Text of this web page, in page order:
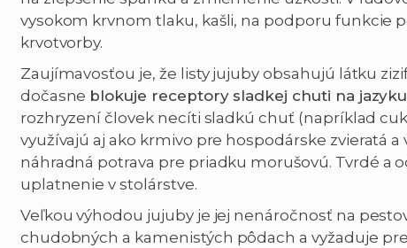
vysokom krvnom tlaku, kašli, na podporu funkcie
krvotvorby.
Zaujímavosťou je, že listy jujuby obsahujú látku
dočasne blokuje receptory sladkej chuti na jazyku
rozhryzení človek necíti sladkú chuť (napríklad
využívajú aj ako krmivo pre hospodárske zvieratá
náhradná potrava pre priadku morušovú. Tvrdé a
uplatnenie v stolárstve.
Veľkou výhodou jujuby je jej nenáročnosť na
chudobných a kamenistých pôdach a vyžaduje